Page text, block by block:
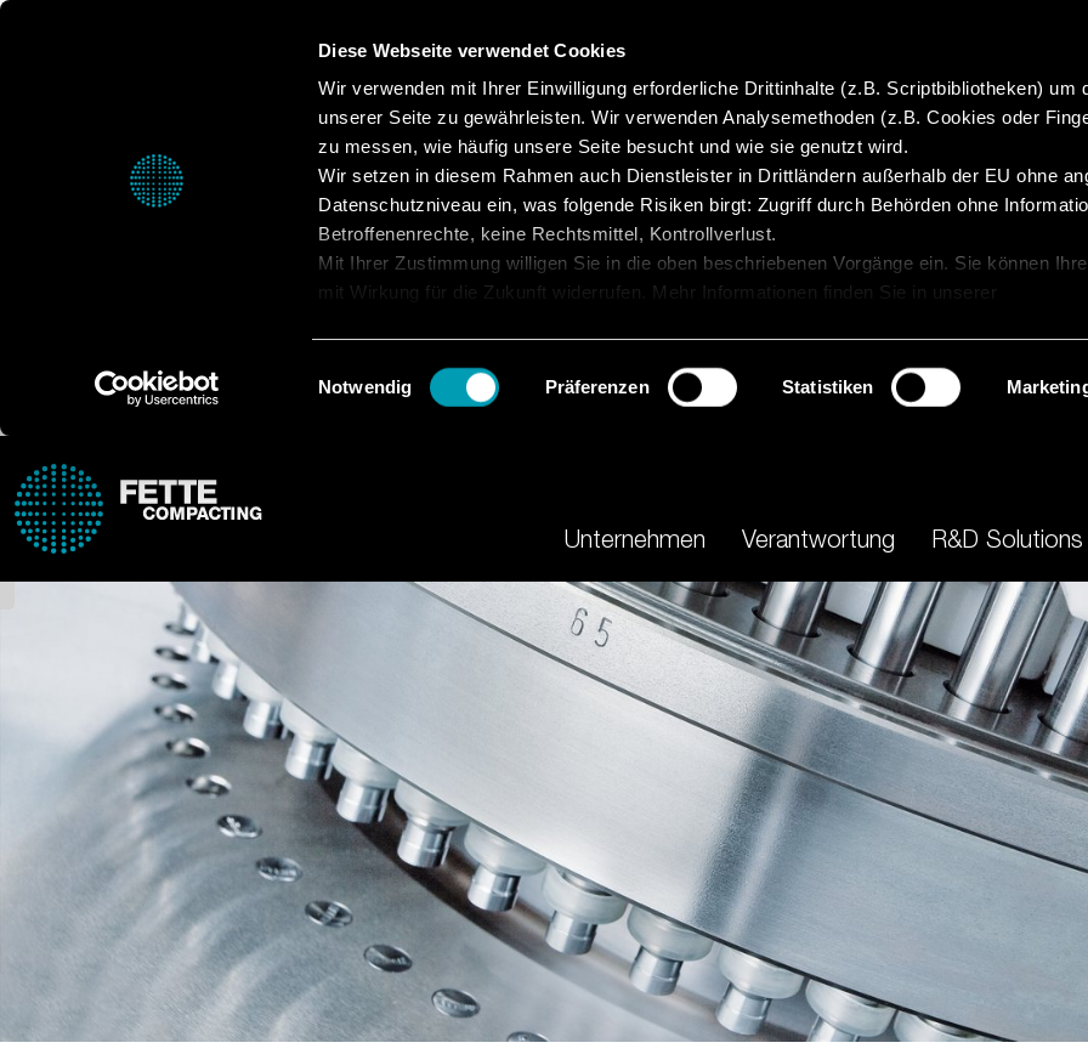
Diese Webseite verwendet Cookies
Wir verwenden mit Ihrer Einwilligung erforderliche Drittinhalte (z.B. Scriptbibliotheken) um
unserer Seite zu gewährleisten. Wir verwenden Analysemethoden (z.B. Cookies oder
zu messen, wie häufig unsere Seite besucht und wie sie genutzt wird.
Wir setzen in diesem Rahmen auch Dienstleister in Drittländern außerhalb der EU ohne
Datenschutzniveau ein, was folgende Risiken birgt: Zugriff durch Behörden ohne
Betroffenenrechte, keine Rechtsmittel, Kontrollverlust.
Mit Ihrer Zustimmung willigen Sie in die oben beschriebenen Vorgänge ein. Sie können
mit Wirkung für die Zukunft widerrufen. Mehr Informationen finden Sie in unserer
Einwilligungsauswahl
Notwendig Präferenzen Statistiken
Unternehmen Verantwortung R&D Solutions